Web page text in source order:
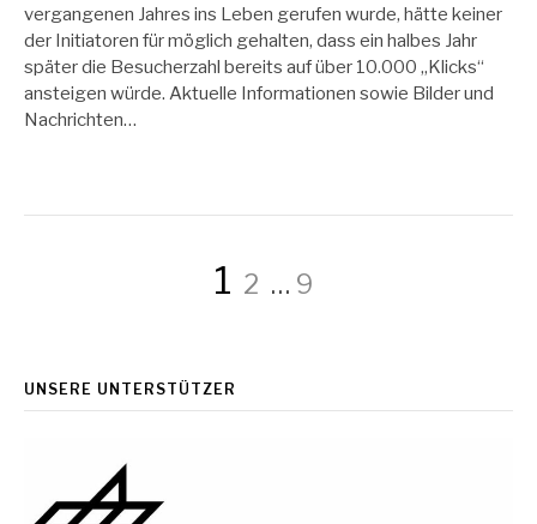
vergangenen Jahres ins Leben gerufen wurde, hätte keiner
der Initiatoren für möglich gehalten, dass ein halbes Jahr
später die Besucherzahl bereits auf über 10.000 „Klicks“
ansteigen würde. Aktuelle Informationen sowie Bilder und
Nachrichten…
der
Beiträge
Page
1 Page
2 … Page
9
UNSERE UNTERSTÜTZER